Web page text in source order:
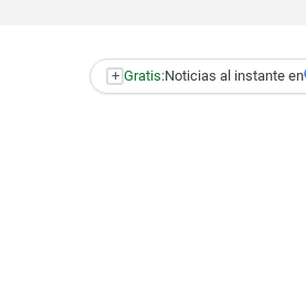
+ Gratis:Noticias al instante en